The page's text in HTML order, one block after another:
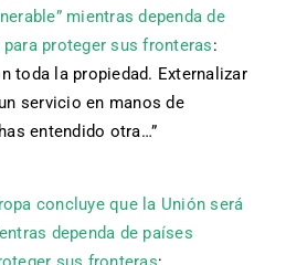
mientras dependa de
proteger sus fronteras:
toda la propiedad. Externalizar
servicio en manos de
entendido otra…”
concluye que la Unión será
dependa de países